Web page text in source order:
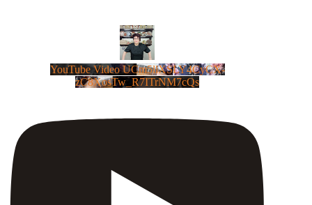
YouTube Video UCm5llXSLY4CyCX-
zC8XosTw_R7ITrNM7cQs